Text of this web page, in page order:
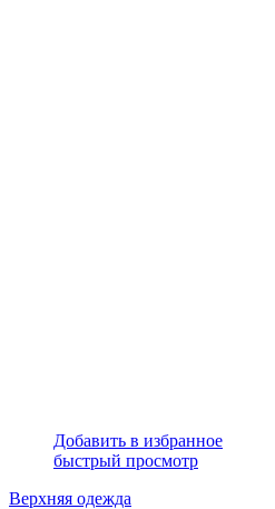
Добавить в избранное
быстрый просмотр
Верхняя одежда